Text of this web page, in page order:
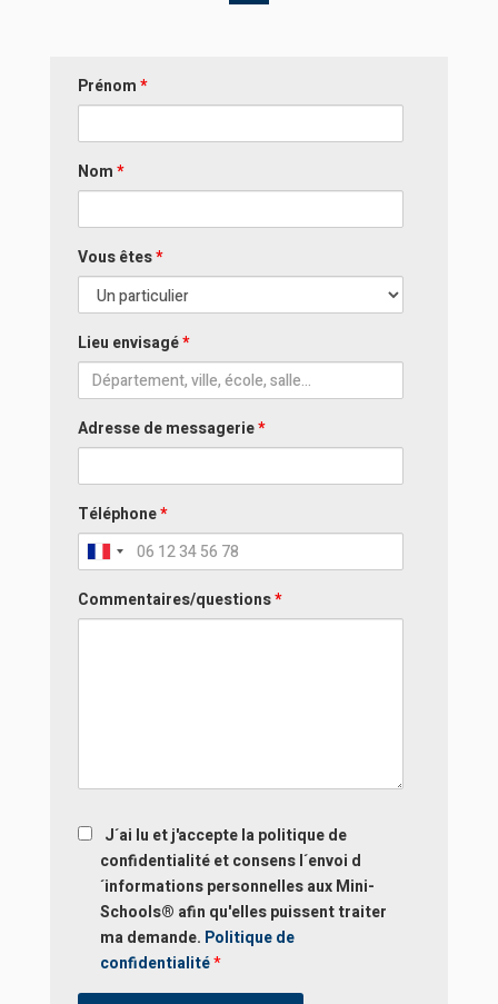
Prénom*
Nom*
Vous êtes*
Lieu envisagé*
Adresse de messagerie*
Téléphone*
Commentaires/questions*
ReCAPTCHA
J´ai lu et j'accepte la politique de
confidentialité et consens l´envoi d
´informations personnelles aux Mini-
Schools® afin qu'elles puissent traiter
ma demande. Politique de
confidentialité*